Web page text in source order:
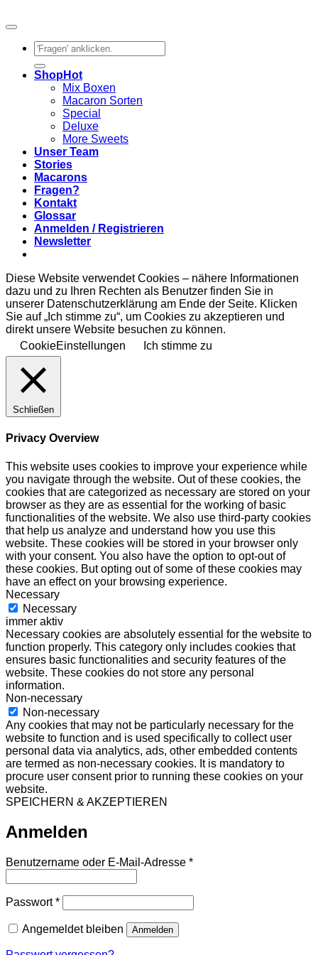
Suchen
nach:
Shop
Mix Boxen
Macaron Sorten
Special
Deluxe
More Sweets
Unser Team
Stories
Macarons
Fragen?
Kontakt
Glossar
Anmelden / Registrieren
Newsletter
Diese Website verwendet Cookies – nähere Informationen
dazu und zu Ihren Rechten als Benutzer finden Sie in
unserer Datenschutzerklärung am Ende der Seite. Klicken
Sie auf „Ich stimme zu“, um Cookies zu akzeptieren und
direkt unsere Website besuchen zu können.
CookieEinstellungen
Ich stimme zu
Schließen
Privacy Overview
This website uses cookies to improve your experience while
you navigate through the website. Out of these cookies, the
cookies that are categorized as necessary are stored on your
browser as they are as essential for the working of basic
functionalities of the website. We also use third-party cookies
that help us analyze and understand how you use this
website. These cookies will be stored in your browser only
with your consent. You also have the option to opt-out of
these cookies. But opting out of some of these cookies may
have an effect on your browsing experience.
Necessary
Necessary
immer aktiv
Necessary cookies are absolutely essential for the website to
function properly. This category only includes cookies that
ensures basic functionalities and security features of the
website. These cookies do not store any personal
information.
Non-necessary
Non-necessary
Any cookies that may not be particularly necessary for the
website to function and is used specifically to collect user
personal data via analytics, ads, other embedded contents
are termed as non-necessary cookies. It is mandatory to
procure user consent prior to running these cookies on your
website.
SPEICHERN & AKZEPTIEREN
Anmelden
Benutzername oder E-Mail-Adresse *Erforderlich
Passwort*Erforderlich
Angemeldet bleiben Anmelden